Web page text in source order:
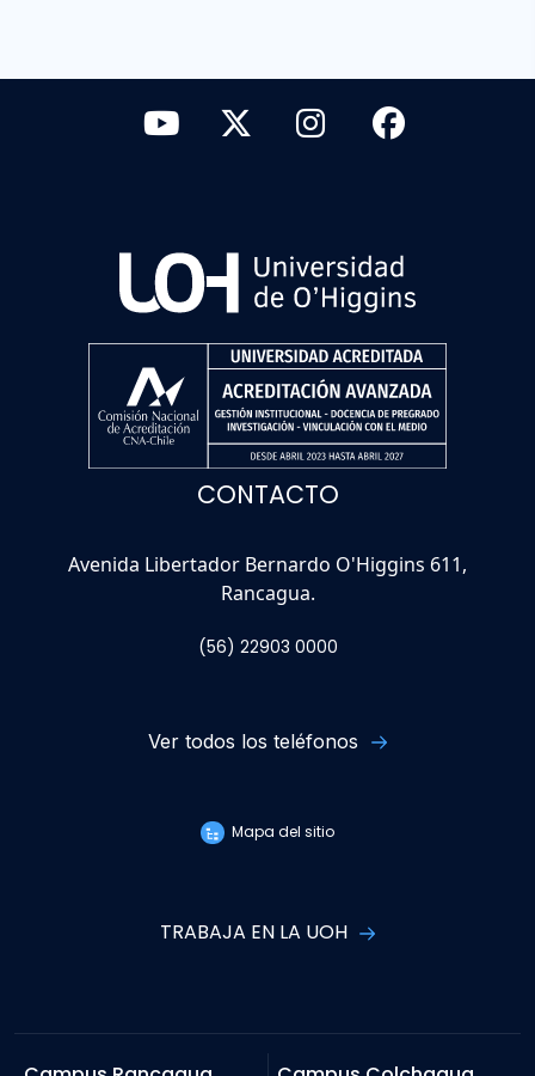
CONTACTO
Avenida Libertador Bernardo O'Higgins 611,
Rancagua.
(56) 22903 0000
Ver todos los teléfonos
Mapa del sitio
TRABAJA EN LA UOH